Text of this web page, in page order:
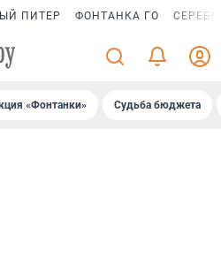
ПИТЕР ФОНТАНКА ГО
«Фонтанки» Судьба бюджета